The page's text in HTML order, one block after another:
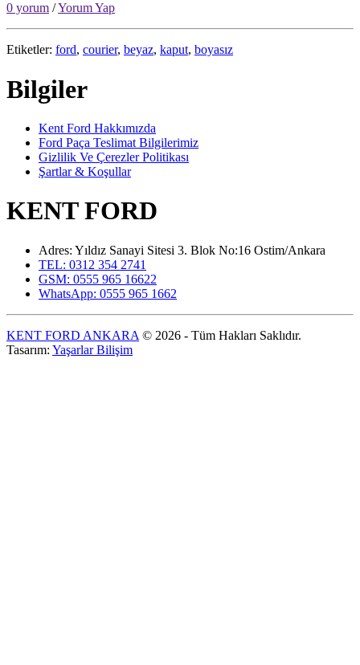
0 yorum /Yorum Yap
Etiketler: ford, courier, beyaz, kaput, boyasız
Bilgiler
Kent Ford Hakkımızda
Ford Paça Teslimat Bilgilerimiz
Gizlilik Ve Çerezler Politikası
Şartlar & Koşullar
KENT FORD
Adres: Yıldız Sanayi Sitesi 3. Blok No:16 Ostim/Ankara
TEL: 0312 354 2741
GSM: 0555 965 16622
WhatsApp: 0555 965 1662
KENT FORD ANKARA © 2026 - Tüm Hakları Saklıdır.
Tasarım: Yaşarlar Bilişim